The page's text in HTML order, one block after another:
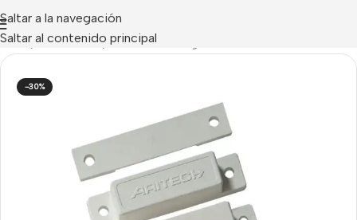
Saltar a la navegación
Saltar al contenido principal
Inicio Detectores/ Contactos Magnéticos
-30%